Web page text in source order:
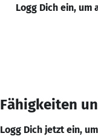
Logg Dich ein, um
Fähigkeiten
Logg Dich jetzt ein,